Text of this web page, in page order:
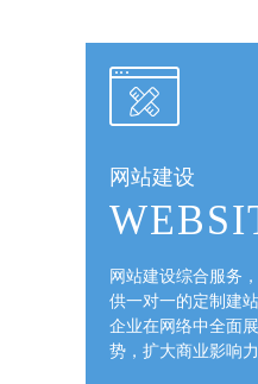
网站建设
网站建设综合服务
供一对一的定制建
企业在网络中全面
势，扩大商业影响力